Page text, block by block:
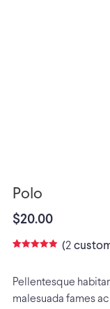
Polo
$20.00
4.50out
of 5
(2
Pellentesque
malesuada fames